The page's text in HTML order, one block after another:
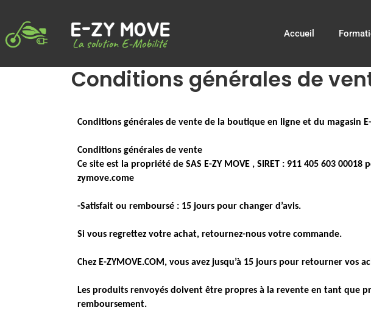
Accueil
Conditions générales de
Conditions générales de vente de la boutique en ligne et du magasin
Conditions générales de vente
Ce site est la propriété de SAS E-ZY MOVE , SIRET : 911 405 603
zymove.come
-Satisfait ou remboursé : 15 jours pour changer d’avis.
Si vous regrettez votre achat, retournez-nous votre commande.
Chez E-ZYMOVE.COM, vous avez jusqu’à 15 jours pour retourner vos
Les produits renvoyés doivent être propres à la revente en tant que
remboursement.